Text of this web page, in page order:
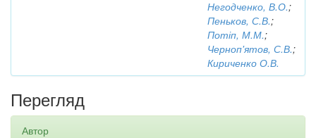
Негодченко, В.О.;
Пеньков, С.В.;
Потіп, М.М.;
Черноп'ятов, С.В.;
Кириченко О.В.
Перегляд
Автор